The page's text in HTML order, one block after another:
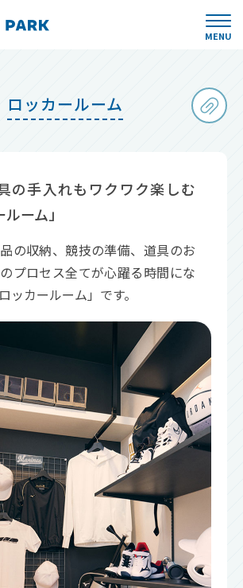
MENU
ロッカールーム
の手入れもワクワク楽しむ
ルーム」
の収納、競技の準備、道具のお
プロセス全てが心躍る時間にな
ッカールーム」です。